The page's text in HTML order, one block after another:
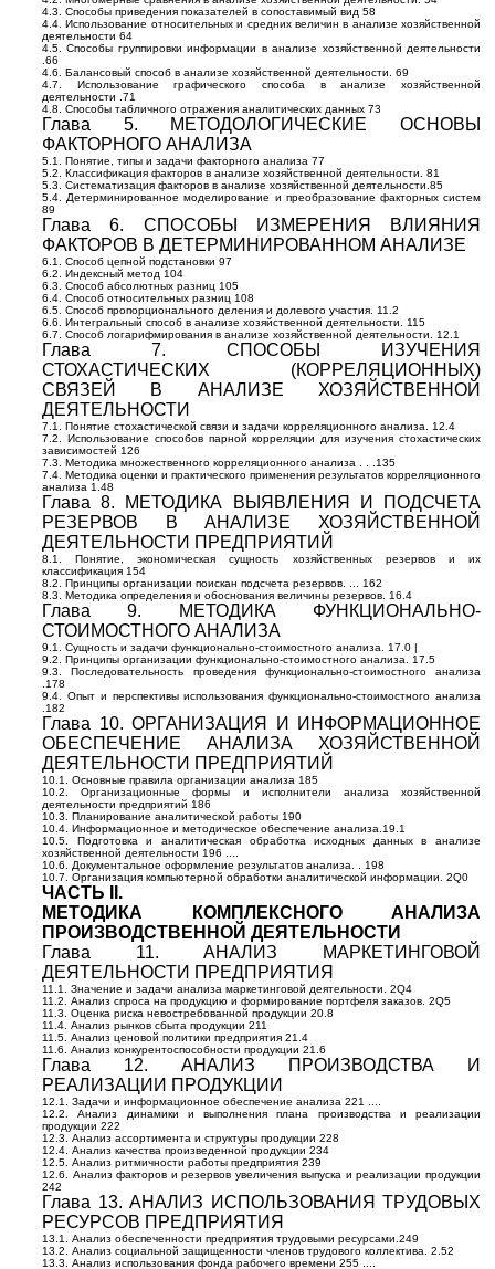
4.3. Способы приведения показателей в сопоставимый вид 58
4.4. Использование относительных и средних величин в анализе хозяйственной
деятельности 64
4.5. Способы группировки информации в анализе хозяйственной деятельности
.66
4.6. Балансовый способ в анализе хозяйственной деятельности. 69
4.7. Использование графического способа в анализе хозяйственной
деятельности .71
4.8. Способы табличного отражения аналитических данных 73
Глава 5. МЕТОДОЛОГИЧЕСКИЕ ОСНОВЫ
ФАКТОРНОГО АНАЛИЗА
5.1. Понятие, типы и задачи факторного анализа 77
5.2. Классификация факторов в анализе хозяйственной деятельности. 81
5.3. Систематизация факторов в анализе хозяйственной деятельности.85
5.4. Детерминированное моделирование и преобразование факторных систем
89
Глава 6. СПОСОБЫ ИЗМЕРЕНИЯ ВЛИЯНИЯ
ФАКТОРОВ В ДЕТЕРМИНИРОВАННОМ АНАЛИЗЕ
6.1. Способ цепной подстановки 97
6.2. Индексный метод 104
6.3. Способ абсолютных разниц 105
6.4. Способ относительных разниц 108
6.5. Способ пропорционального деления и долевого участия. 11.2
6.6. Интегральный способ в анализе хозяйственной деятельности. 115
6.7. Способ логарифмирования в анализе хозяйственной деятельности. 12.1
Глава 7. СПОСОБЫ ИЗУЧЕНИЯ
СТОХАСТИЧЕСКИХ (КОРРЕЛЯЦИОННЫХ)
СВЯЗЕЙ В АНАЛИЗЕ ХОЗЯЙСТВЕННОЙ
ДЕЯТЕЛЬНОСТИ
7.1. Понятие стохастической связи и задачи корреляционного анализа. 12.4
7.2. Использование способов парной корреляции для изучения стохастических
зависимостей 126
7.3. Методика множественного корреляционного анализа . . .135
7.4. Методика оценки и практического применения результатов корреляционного
анализа 1.48
Глава 8. МЕТОДИКА ВЫЯВЛЕНИЯ И ПОДСЧЕТА
РЕЗЕРВОВ В АНАЛИЗЕ ХОЗЯЙСТВЕННОЙ
ДЕЯТЕЛЬНОСТИ ПРЕДПРИЯТИЙ
8.1. Понятие, экономическая сущность хозяйственных резервов и их
классификация 154
8.2. Принципы организации поискан подсчета резервов. ... 162
8.3. Методика определения и обоснования величины резервов. 16.4
Глава 9. МЕТОДИКА ФУНКЦИОНАЛЬНО-
СТОИМОСТНОГО АНАЛИЗА
9.1. Сущность и задачи функционально-стоимостного анализа. 17.0 |
9.2. Принципы организации функционально-стоимостного анализа. 17.5
9.3. Последовательность проведения функционально-стоимостного анализа
.178
9.4. Опыт и перспективы использования функционально-стоимостного анализа
.182
Глава 10. ОРГАНИЗАЦИЯ И ИНФОРМАЦИОННОЕ
ОБЕСПЕЧЕНИЕ АНАЛИЗА ХОЗЯЙСТВЕННОЙ
ДЕЯТЕЛЬНОСТИ ПРЕДПРИЯТИЙ
10.1. Основные правила организации анализа 185
10.2. Организационные формы и исполнители анализа хозяйственной
деятельности предприятий 186
10.3. Планирование аналитической работы 190
10.4. Информационное и методическое обеспечение анализа.19.1
10.5. Подготовка и аналитическая обработка исходных данных в анализе
хозяйственной деятельности 196 ....
10.6. Документальное оформление результатов анализа. . 198
10.7. Организация компьютерной обработки аналитической информации. 2Q0
ЧАСТЬ II.
МЕТОДИКА КОМПЛЕКСНОГО АНАЛИЗА
ПРОИЗВОДСТВЕННОЙ ДЕЯТЕЛЬНОСТИ
Глава 11. АНАЛИЗ МАРКЕТИНГОВОЙ
ДЕЯТЕЛЬНОСТИ ПРЕДПРИЯТИЯ
11.1. Значение и задачи анализа маркетинговой деятельности. 2Q4
11.2. Анализ спроса на продукцию и формирование портфеля заказов. 2Q5
11.3. Оценка риска невостребованной продукции 20.8
11.4. Анализ рынков сбыта продукции 211
11.5. Анализ ценовой политики предприятия 21.4
11.6. Анализ конкурентоспособности продукции 21.6
Глава 12. АНАЛИЗ ПРОИЗВОДСТВА И
РЕАЛИЗАЦИИ ПРОДУКЦИИ
12.1. Задачи и информационное обеспечение анализа 221 ....
12.2. Анализ динамики и выполнения плана производства и реализации
продукции 222
12.3. Анализ ассортимента и структуры продукции 228
12.4. Анализ качества произведенной продукции 234
12.5. Анализ ритмичности работы предприятия 239
12.6. Анализ факторов и резервов увеличения выпуска и реализации продукции
242
Глава 13. АНАЛИЗ ИСПОЛЬЗОВАНИЯ ТРУДОВЫХ
РЕСУРСОВ ПРЕДПРИЯТИЯ
13.1. Анализ обеспеченности предприятия трудовыми ресурсами.249
13.2. Анализ социальной защищенности членов трудового коллектива. 2.52
13.3. Анализ использования фонда рабочего времени 255 ....